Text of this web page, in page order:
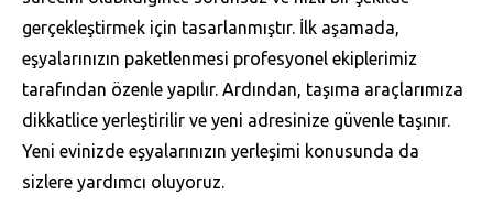
gerçekleştirmek için tasarlanmıştır. İlk aşamada,
eşyalarınızın paketlenmesi profesyonel ekiplerimiz
tarafından özenle yapılır. Ardından, taşıma araçlarımıza
dikkatlice yerleştirilir ve yeni adresinize güvenle taşınır.
Yeni evinizde eşyalarınızın yerleşimi konusunda da
sizlere yardımcı oluyoruz.